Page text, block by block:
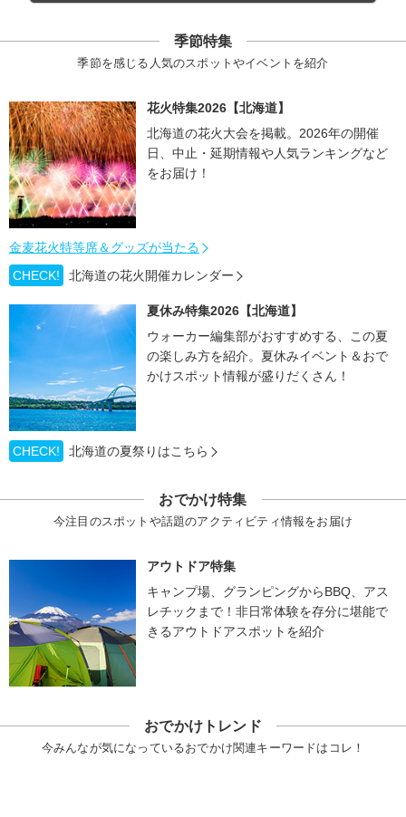
季節特集
季節を感じる人気のスポットやイベントを紹介
花火特集2026【北海道】
北海道の花火大会を掲載。2026年の開催
日、中止・延期情報や人気ランキングなど
をお届け！
金麦花火特等席＆グッズが当たる
CHECK!
北海道の花火開催カレンダー
夏休み特集2026【北海道】
ウォーカー編集部がおすすめする、この夏
の楽しみ方を紹介。夏休みイベント＆おで
かけスポット情報が盛りだくさん！
CHECK! 北海道の夏祭りはこちら
おでかけ特集
今注目のスポットや話題のアクティビティ情報をお届け
アウトドア特集
キャンプ場、グランピングからBBQ、アス
レチックまで！非日常体験を存分に堪能で
きるアウトドアスポットを紹介
おでかけトレンド
今みんなが気になっているおでかけ関連キーワードはコレ！